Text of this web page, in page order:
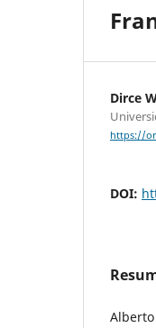
Dirce
https://
DOI: